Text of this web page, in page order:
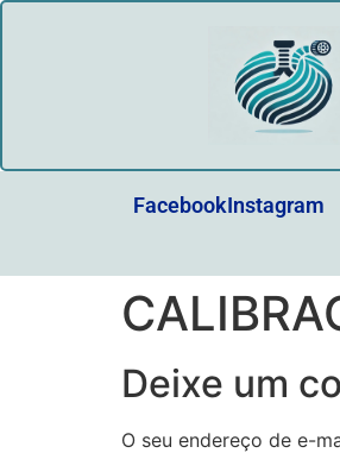
FacebookInstagram
Deixe um
O seu endereço de e-